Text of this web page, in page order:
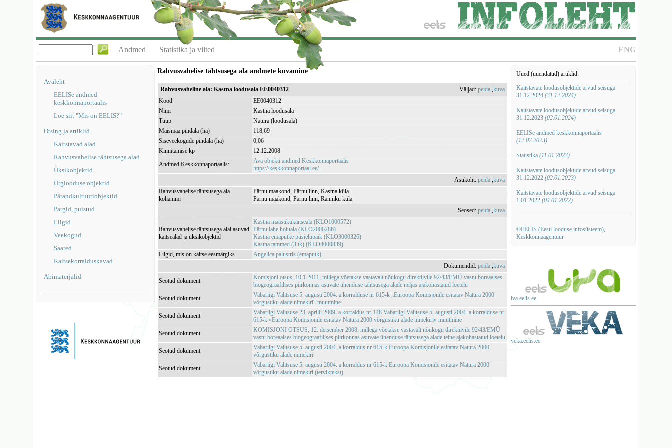
ENG
Andmed Statistika ja viited
Avaleht
EELISe andmed
keskkonnaportaalis
Loe siit "Mis on EELIS?"
Otsing ja artiklid
Kaitstavad alad
Rahvusvahelise tähtsusega alad
Üksikobjektid
Ürglooduse objektid
Pärandkultuuriobjektid
Pargid, puistud
Liigid
Veekogud
Saared
Kaitsekorralduskavad
Abimaterjalid
Uued (uuendatud) artiklid:
Kaitstavate loodusobjektide arvud seisuga
31.12.2024 (31.12.2024)
Kaitstavate loodusobjektide arvud seisuga
31.12.2023 (02.01.2024)
EELISe andmed keskkonnaportaalis
(12.07.2023)
Statistika (11.01.2023)
Kaitstavate loodusobjektide arvud seisuga
31.12.2022 (02.01.2023)
Kaitstavate loodusobjektide arvud seisuga
1.01.2022 (04.01.2022)
©EELIS (Eesti looduse infosüsteem),
Keskkonnaagentuur
lva.eelis.ee
veka.eelis.ee
Rahvusvahelise tähtsusega ala andmete kuvamine
Rahvusvaheline ala: Kastna loodusala EE0040312 Väljad:peida ,kuva
Kood
EE0040312
Nimi
Kastna loodusala
Tüüp
Natura (loodusala)
Maismaa pindala (ha)
118,69
Siseveekogude pindala (ha)
0,06
Kinnitamise kp
12.12.2008
Andmed Keskkonnaportaalis:
Ava objekti andmed Keskkonnaportaalis
https://keskkonnaportaal.ee/...
Asukoht:peida ,kuva
Rahvusvahelise tähtsusega ala
kohanimi
Pärnu maakond, Pärnu linn, Kastna küla
Pärnu maakond, Pärnu linn, Ranniku küla
Seosed:peida ,kuva
Rahvusvahelise tähtsusega alal asuvad
kaitsealad ja üksikobjektid
Kastna maastikukaitseala (KLO1000572)
Pärnu lahe hoiuala (KLO2000286)
Kastna emaputke püsielupaik (KLO3000326)
Kastna tammed (3 tk) (KLO4000839)
Liigid, mis on kaitse eesmärgiks
Angelica palustris (emaputk)
Dokumendid:peida ,kuva
Seotud dokument
Komisjoni otsus, 10.1.2011, millega võetakse vastavalt nõukogu direktiivile 92/43/EMÜ vastu boreaalses
biogeograafilises piirkonnas asuvate ühenduse tähtsusega alade neljas ajakohastatud loetelu
Seotud dokument
Vabariigi Valitsuse 5. augusti 2004. a korralduse nr 615-k „Euroopa Komisjonile esitatav Natura 2000
võrgustiku alade nimekiri“ muutmine
Seotud dokument
Vabariigi Valitsuse 23. aprilli 2009. a korraldus nr 148 Vabariigi Valitsuse 5. augusti 2004. a korralduse nr
615-k «Euroopa Komisjonile esitatav Natura 2000 võrgustiku alade nimekiri» muutmine
Seotud dokument
KOMISJONI OTSUS, 12. detsember 2008, millega võetakse vastavalt nõukogu direktiivile 92/43/EMÜ
vastu boreaalses biogeograafilises piirkonnas asuvate ühenduse tähtsusega alade teine ajakohastatud loetelu
Seotud dokument
Vabariigi Valitsuse 5. augusti 2004. a korraldus nr 615-k Euroopa Komisjonile esitatav Natura 2000
võrgustiku alade nimekiri
Seotud dokument
Vabariigi Valitsuse 5. augusti 2004. a korraldus nr 615-k Euroopa Komisjonile esitatav Natura 2000
võrgustiku alade nimekiri (terviktekst)